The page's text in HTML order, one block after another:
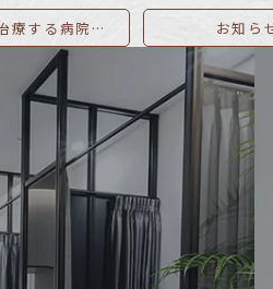
緑内障を治療する病院選びのポイントを眼科医が解説。具体的な治療方法も お知ら